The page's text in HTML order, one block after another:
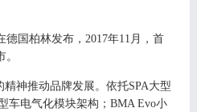
德国柏林发布，2017年11月，首
精神推动品牌发展。依托SPA大型
车电气化模块架构；BMA Evo小